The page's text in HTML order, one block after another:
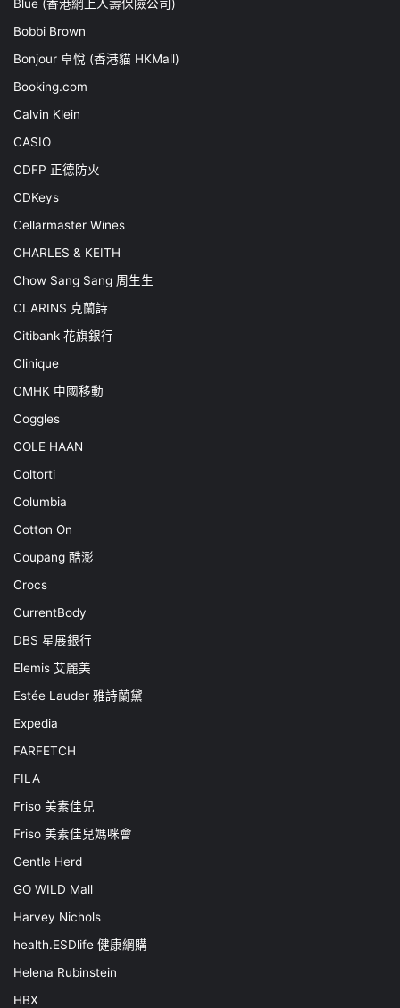
Blue (香港網上人壽保險公司)
Bobbi Brown
Bonjour 卓悅 (香港貓 HKMall)
Booking.com
Calvin Klein
CASIO
CDFP 正德防火
CDKeys
Cellarmaster Wines
CHARLES & KEITH
Chow Sang Sang 周生生
CLARINS 克蘭詩
Citibank 花旗銀行
Clinique
CMHK 中國移動
Coggles
COLE HAAN
Coltorti
Columbia
Cotton On
Coupang 酷澎
Crocs
CurrentBody
DBS 星展銀行
Elemis 艾麗美
Estée Lauder 雅詩蘭黛
Expedia
FARFETCH
FILA
Friso 美素佳兒
Friso 美素佳兒媽咪會
Gentle Herd
GO WILD Mall
Harvey Nichols
health.ESDlife 健康網購
Helena Rubinstein
HBX